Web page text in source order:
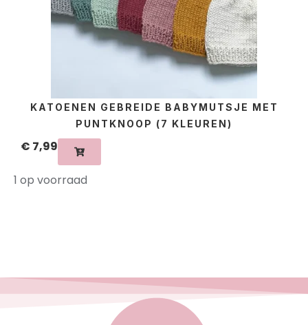
KATOENEN GEBREIDE BABYMUTSJE MET
PUNTKNOOP (7 KLEUREN)
€ 7,99
1 op voorraad